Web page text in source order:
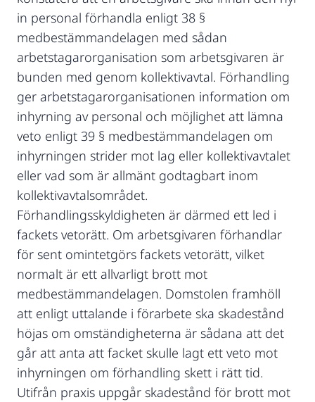
in personal förhandla enligt 38 §
medbestämmandelagen med sådan
arbetstagarorganisation som arbetsgivaren är
bunden med genom kollektivavtal. Förhandling
ger arbetstagarorganisationen information om
inhyrning av personal och möjlighet att lämna
veto enligt 39 § medbestämmandelagen om
inhyrningen strider mot lag eller kollektivavtalet
eller vad som är allmänt godtagbart inom
kollektivavtalsområdet.
Förhandlingsskyldigheten är därmed ett led i
fackets vetorätt. Om arbetsgivaren förhandlar
för sent omintetgörs fackets vetorätt, vilket
normalt är ett allvarligt brott mot
medbestämmandelagen. Domstolen framhöll
att enligt uttalande i förarbete ska skadestånd
höjas om omständigheterna är sådana att det
går att anta att facket skulle lagt ett veto mot
inhyrningen om förhandling skett i rätt tid.
Utifrån praxis uppgår skadestånd för brott mot